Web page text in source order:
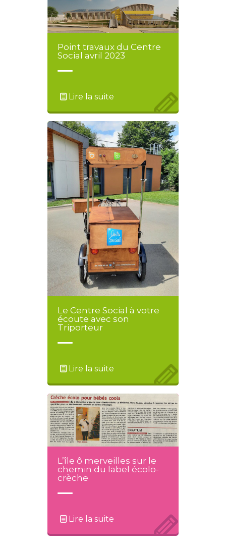
Point travaux du Centre
Social avril 2023
Lire la suite
Le Centre Social à votre
écoute avec son
Triporteur
Lire la suite
L’île ô merveilles sur le
chemin du label écolo-
crèche
Lire la suite